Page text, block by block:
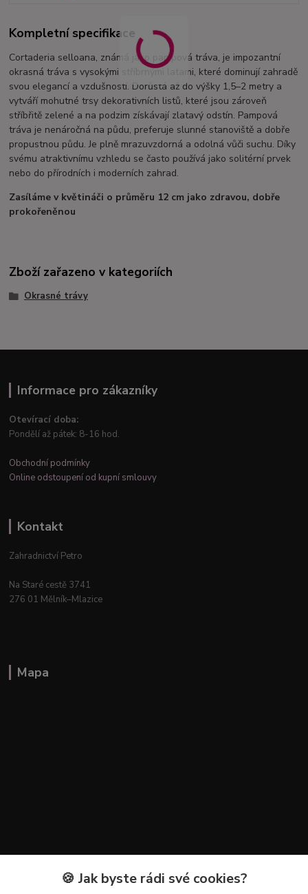
Kompletní specifikace
Cortaderia selloana, známá jako pampová tráva, je impozantní
okrasná tráva s vysokými stříbrnými latami, které dominují zahradě
svou elegancí a vzdušností. Dorůstá až do výšky 1,5–2 metry a
vytváří mohutné trsy dekorativních listů, které jsou zároveň
stříbřitě zelené a na podzim získávají zlatavý odstín. Pampová
tráva je nenáročná na půdu, preferuje slunné stanoviště a dobře
propustnou půdu. Je plně mrazuvzdorná a odolná vůči suchu. Díky
svému atraktivnímu vzhledu se často používá jako solitérní prvek
nebo do přírodních i moderních zahrad.
Zasíláme v květináči o průměru 12 cm jako zdravou, dobře
prokořeněnou
Zboží zařazeno v kategoriích
Okrasné trávy
Informace pro zákazníky
Otevírací doba:
Pondělí až pátek: 8-16 hod.
Obchodní podmínky
Online odstoupení od kupní smlouvy
Kontakt
Zahradnictví Petro
Na Staré cestě 3741
276 01 Mělník–Mlazice
Mapa
Kontakty🍪 Jak byste rádi své cookies?